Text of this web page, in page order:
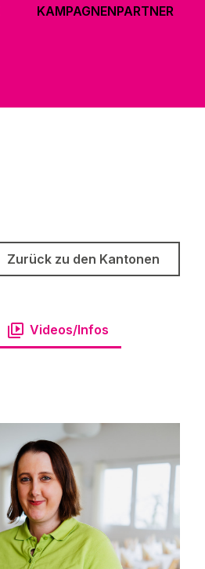
KAMPAGNENPARTNER
Zurück zu den Kantonen
Videos/Infos